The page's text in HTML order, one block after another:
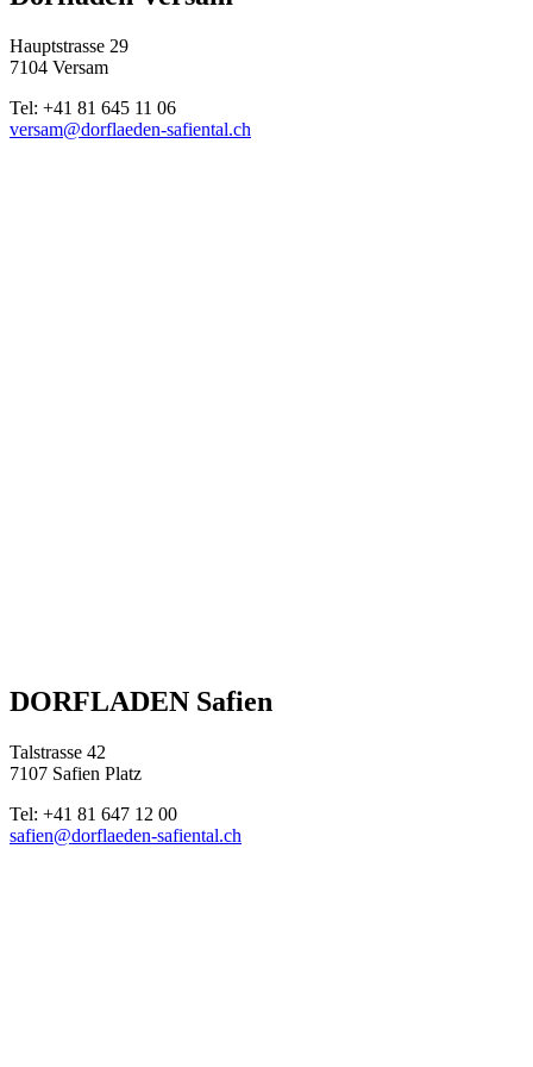
Hauptstrasse 29
7104 Versam
Tel: +41 81 645 11 06
versam@dorflaeden-safiental.ch
DORFLADEN Safien
Talstrasse 42
7107 Safien Platz
Tel: +41 81 647 12 00
safien@dorflaeden-safiental.ch